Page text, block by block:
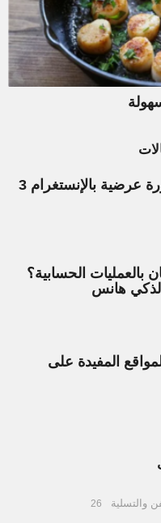
كيفية عمل صورة عرضية بالإنستغرام 3
الحسابية؟
هانس
المفيدة على
والتسلية 26